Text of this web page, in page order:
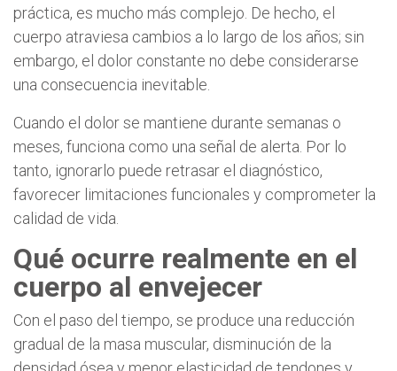
práctica, es mucho más complejo. De hecho, el
cuerpo atraviesa cambios a lo largo de los años; sin
embargo, el dolor constante no debe considerarse
una consecuencia inevitable.
Cuando el dolor se mantiene durante semanas o
meses, funciona como una señal de alerta. Por lo
tanto, ignorarlo puede retrasar el diagnóstico,
favorecer limitaciones funcionales y comprometer la
calidad de vida.
Qué ocurre realmente en el
cuerpo al envejecer
Con el paso del tiempo, se produce una reducción
gradual de la masa muscular, disminución de la